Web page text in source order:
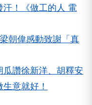
！《做工的人 電
朝偉感動致謝「真
讚徐新洋、胡釋安
意就好！